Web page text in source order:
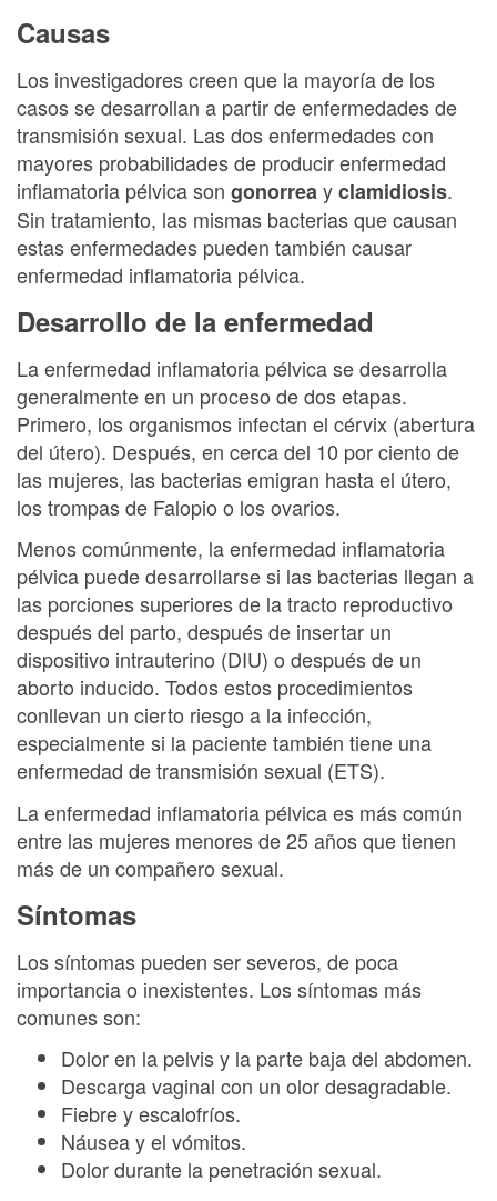
Causas
Los investigadores creen que la mayoría de los
casos se desarrollan a partir de enfermedades de
transmisión sexual. Las dos enfermedades con
mayores probabilidades de producir enfermedad
inflamatoria pélvica son gonorreayclamidiosis.
Sin tratamiento, las mismas bacterias que causan
estas enfermedades pueden también causar
enfermedad inflamatoria pélvica.
Desarrollo de la enfermedad
La enfermedad inflamatoria pélvica se desarrolla
generalmente en un proceso de dos etapas.
Primero, los organismos infectan el cérvix (abertura
del útero). Después, en cerca del 10 por ciento de
las mujeres, las bacterias emigran hasta el útero,
los trompas de Falopio o los ovarios.
Menos comúnmente, la enfermedad inflamatoria
pélvica puede desarrollarse si las bacterias llegan a
las porciones superiores de la tracto reproductivo
después del parto, después de insertar un
dispositivo intrauterino (DIU) o después de un
aborto inducido. Todos estos procedimientos
conllevan un cierto riesgo a la infección,
especialmente si la paciente también tiene una
enfermedad de transmisión sexual (ETS).
La enfermedad inflamatoria pélvica es más común
entre las mujeres menores de 25 años que tienen
más de un compañero sexual.
Síntomas
Los síntomas pueden ser severos, de poca
importancia o inexistentes. Los síntomas más
comunes son:
Dolor en la pelvis y la parte baja del abdomen.
Descarga vaginal con un olor desagradable.
Fiebre y escalofríos.
Náusea y el vómitos.
Dolor durante la penetración sexual.